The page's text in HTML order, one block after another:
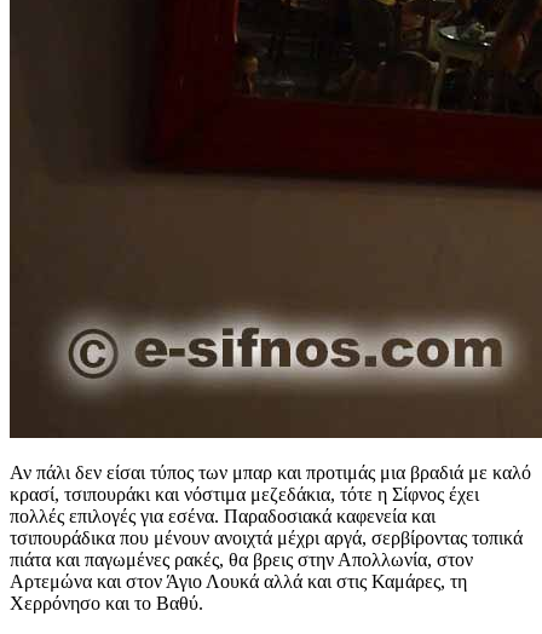
Αν πάλι δεν είσαι τύπος των μπαρ και προτιμάς μια βραδιά με καλό
κρασί, τσιπουράκι και νόστιμα μεζεδάκια, τότε η Σίφνος έχει
πολλές επιλογές για εσένα. Παραδοσιακά καφενεία και
τσιπουράδικα που μένουν ανοιχτά μέχρι αργά, σερβίροντας τοπικά
πιάτα και παγωμένες ρακές, θα βρεις στην Απολλωνία, στον
Αρτεμώνα και στον Άγιο Λουκά αλλά και στις Καμάρες, τη
Χερρόνησο και το Βαθύ.